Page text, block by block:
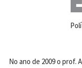
No ano de 2009 o prof.